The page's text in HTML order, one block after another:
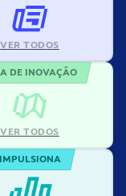
VER TODOS
DE INOVAÇÃO
VER TODOS
IMPULSIONA